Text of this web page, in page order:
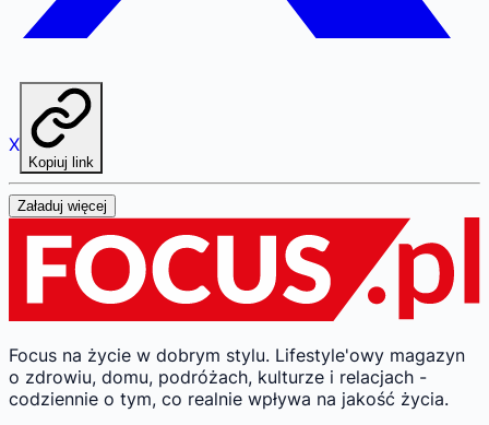
X
Kopiuj link
Załaduj więcej
Focus na życie w dobrym stylu. Lifestyle'owy magazyn
o zdrowiu, domu, podróżach, kulturze i relacjach -
codziennie o tym, co realnie wpływa na jakość życia.